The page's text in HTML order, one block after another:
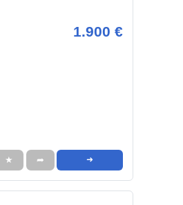
1.900 €
★ ➦ ➜